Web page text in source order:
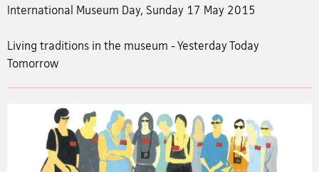
International Museum Day, Sunday 17 May 2015
Living traditions in the museum - Yesterday Today
Tomorrow